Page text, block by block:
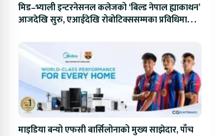
मिड–भ्याली इन्टरनेसनल कलेजको ‘बिल्ड नेपाल ह्याकाथन’
आजदेखि सुरु, एआईदेखि रोबोटिक्ससम्मका प्रविधिमा
माइडिया बन्यो एफसी बार्सिलोनाको मुख्य साझेदार, पाँच